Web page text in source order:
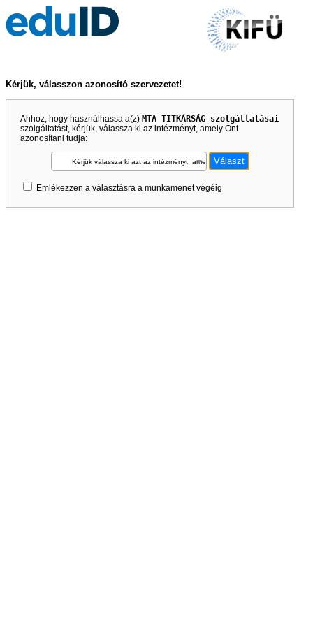
Kérjük, válasszon azonosító szervezetet!
Ahhoz, hogy használhassa a(z) MTA TITKÁRSÁG szolgáltatásai
szolgáltatást, kérjük, válassza ki az intézményt, amely Önt
azonosítani tudja:
Kérjük válassza ki azt az intézményt, amely Önt azonosítani tudja!
Emlékezzen a választásra a munkamenet végéig